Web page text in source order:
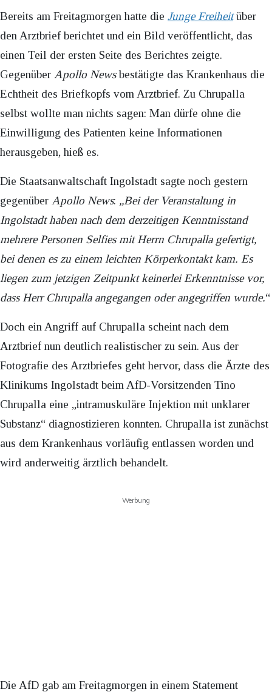
Bereits am Freitagmorgen hatte die Junge Freiheitüber
den Arztbrief berichtet und ein Bild veröffentlicht, das
einen Teil der ersten Seite des Berichtes zeigte.
Gegenüber Apollo Newsbestätigte das Krankenhaus die
Echtheit des Briefkopfs vom Arztbrief. Zu Chrupalla
selbst wollte man nichts sagen: Man dürfe ohne die
Einwilligung des Patienten keine Informationen
herausgeben, hieß es.
Die Staatsanwaltschaft Ingolstadt sagte noch gestern
gegenüber Apollo News: „Bei der Veranstaltung in
Ingolstadt haben nach dem derzeitigen Kenntnisstand
mehrere Personen Selfies mit Herrn Chrupalla gefertigt,
bei denen es zu einem leichten Körperkontakt kam. Es
liegen zum jetzigen Zeitpunkt keinerlei Erkenntnisse vor,
dass Herr Chrupalla angegangen oder angegriffen wurde.“
Doch ein Angriff auf Chrupalla scheint nach dem
Arztbrief nun deutlich realistischer zu sein. Aus der
Fotografie des Arztbriefes geht hervor, dass die Ärzte des
Klinikums Ingolstadt beim AfD-Vorsitzenden Tino
Chrupalla eine „intramuskuläre Injektion mit unklarer
Substanz“ diagnostizieren konnten. Chrupalla ist zunächst
aus dem Krankenhaus vorläufig entlassen worden und
wird anderweitig ärztlich behandelt.
Werbung
Die AfD gab am Freitagmorgen in einem Statement